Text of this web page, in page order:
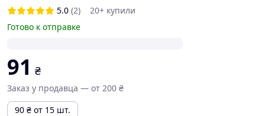
5.0 (2)
20+ купили
Готово к отправке
91 ₴
Заказ у продавца — от 200 ₴
90 ₴ от 15 шт.